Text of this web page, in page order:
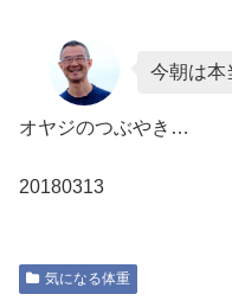
今朝は本
オヤジのつぶやき…
20180313
気になる体重